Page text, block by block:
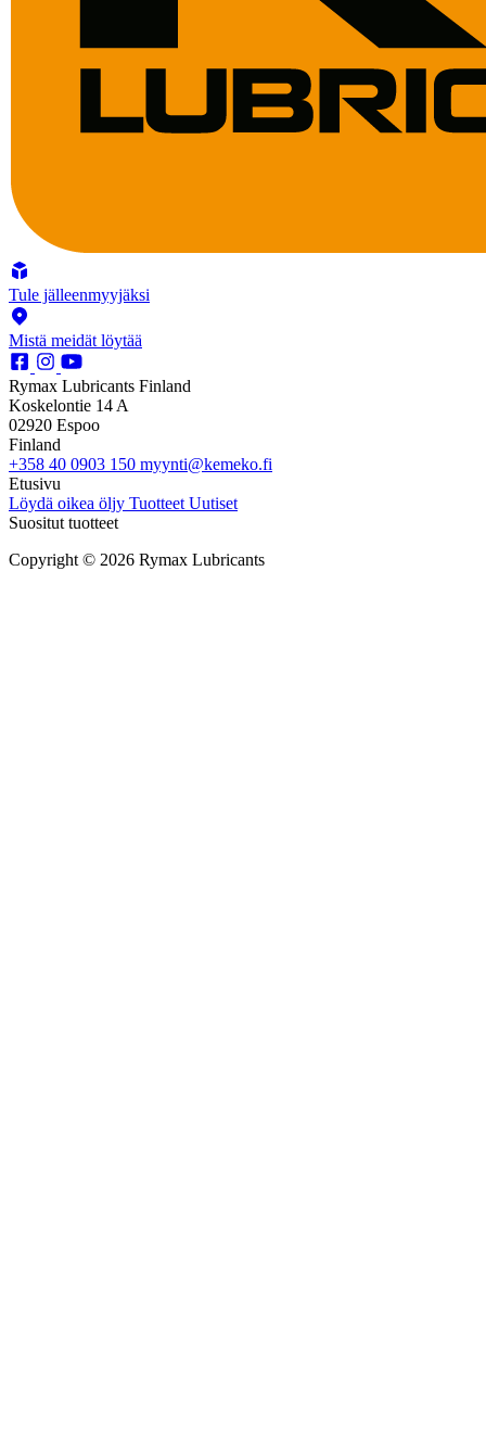
Tule jälleenmyyjäksi
Mistä meidät löytää
Rymax Lubricants Finland
Koskelontie 14 A
02920 Espoo
Finland
+358 40 0903 150 myynti@kemeko.fi
Etusivu
Löydä oikea öljy Tuotteet Uutiset
Suositut tuotteet
Copyright © 2026 Rymax Lubricants